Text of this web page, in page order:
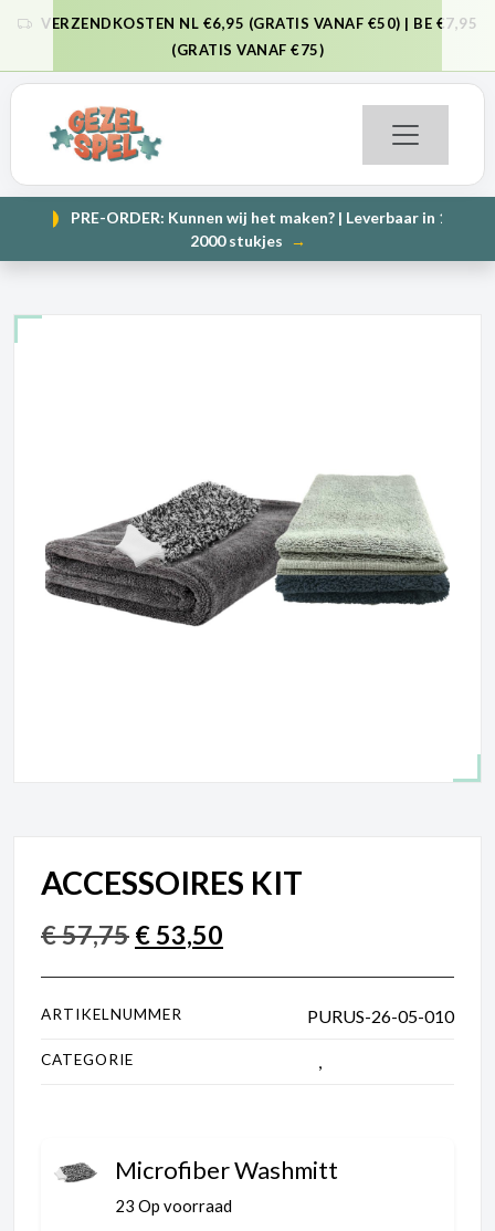
VERZENDKOSTEN NL €6,95 (GRATIS VANAF €50) | BE €7,95
(GRATIS VANAF €75)
PRE-ORDER: Kunnen wij het maken? | Leverbaar in 1000 en
2000 stukjes →
ACCESSOIRES KIT
€57,75 €53,50
ARTIKELNUMMER PURUS-26-05-010
CATEGORIE ,
Microfiber Washmitt
23 Op voorraad